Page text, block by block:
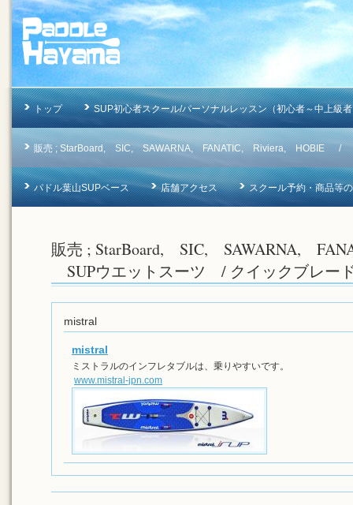
トップ SUP初心者スクール/パーソナルレッスン（初心者～中上級
販売 ; StarBoard, SIC, SAWARNA, FANATIC, Riviera, HOBIE /
パドル葉山SUPベース 店舗アクセス スクール予約・商品
販売 ; StarBoard, SIC, SAWARNA,
SUPウエットスーツ / クイックブレー
mistral
mistral
ミストラルのインフレタブルは、乗りやすいです。
www.mistral-jpn.com